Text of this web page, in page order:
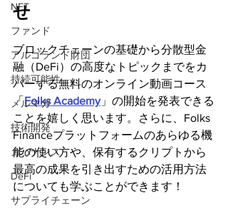
NFT
ファンド
アルゴランド財団
持続可能性
メルマガ
技術開発
ガバナンス
DeFi
サプライチェーン
せ
ブロックチェーンの基礎から分散型金
融（DeFi）の高度なトピックまでをカ
バーする無料のオンライン動画コース
「Folks Academy」の開始を発表できる
ことを嬉しく思います。さらに、Folks
Financeプラットフォームのあらゆる機
能の使い方や、保有するクリプトから
最高の成果を引き出すための活用方法
についても学ぶことができます！